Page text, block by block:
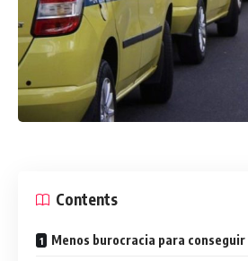
Contents
Menos burocracia para conseguir